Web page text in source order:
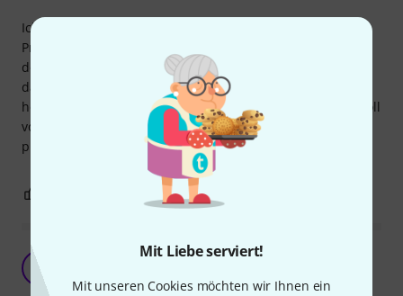
Mit Liebe serviert!
Mit unseren Cookies möchten wir Ihnen ein
Ich finde die Möglichkeit, mehrere "Unikate" chinesischer
Produktion im Laden zu testen unschlagbar - man findet
den Klang, den man möchte. Entweder dünnwanding und
damit eher tief, oder dickwanding, länger ausklingend und
hell. Ich finde den mitgelieferten Reibe-Schlägel nicht so toll
von der Verarbeitung her. Kissen geht, ist bunt und recht
proper/prall.
BEWERTUNG MELDEN
T Super Preis Leistungsverhältnis
Trancemois 15.05.2023